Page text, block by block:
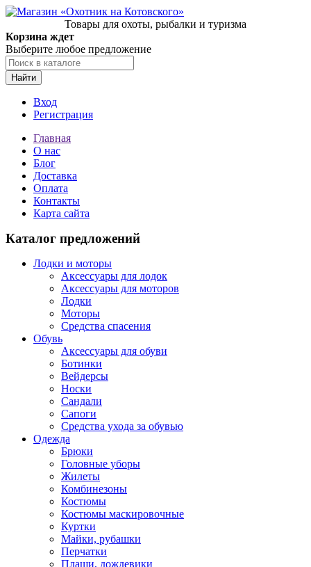
Товары для охоты, рыбалки и туризма
Корзина ждет
Выберите любое предложение
Найти
Вход
Регистрация
Главная
О нас
Блог
Доставка
Оплата
Контакты
Карта сайта
Каталог предложений
Лодки и моторы
Аксессуары для лодок
Аксессуары для моторов
Лодки
Моторы
Средства спасения
Обувь
Аксессуары для обуви
Ботинки
Вейдерсы
Носки
Сандали
Сапоги
Средства ухода за обувью
Одежда
Брюки
Головные уборы
Жилеты
Комбинезоны
Костюмы
Костюмы маскировочные
Куртки
Майки, рубашки
Перчатки
Плащи, дождевики